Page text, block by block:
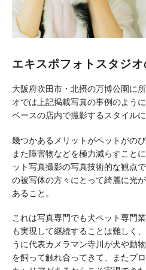
エキスポフォトスタジ
大阪府吹田市・北摂の万博公園に
オでは上記掲載写真の事例のよう
ベースの店内で撮影するスタイルに
幾つかあるメリットがペットがの
また障害物などを極力減らすこと
ット写真撮影の写真技術的な観点
の被写体の方々にとって綺麗に光
あること。
これは写真専門でも犬ペット専門
も実現して継続することは難しく
うに代表カメラマン寺川が犬や動
を飼って触れ合ってきて、またプ